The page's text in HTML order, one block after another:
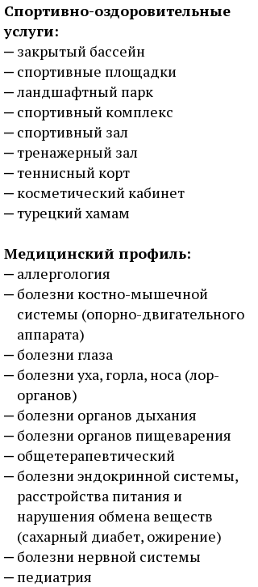
Спортивно-оздоровительные
услуги:
закрытый бассейн
спортивные площадки
ландшафтный парк
спортивный комплекс
спортивный зал
тренажерный зал
теннисный корт
косметический кабинет
турецкий хамам
Медицинский профиль:
аллергология
болезни костно-мышечной
системы (опорно-двигательного
аппарата)
болезни глаза
болезни уха, горла, носа (лор-
органов)
болезни органов дыхания
болезни органов пищеварения
общетерапевтический
болезни эндокринной системы,
расстройства питания и
нарушения обмена веществ
(сахарный диабет, ожирение)
болезни нервной системы
педиатрия